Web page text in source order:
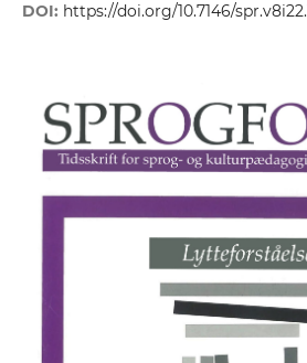
DOI: https://doi.org/10.7146/